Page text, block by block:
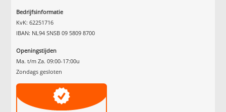
Bedrijfsinformatie
KvK: 62251716
IBAN: NL94 SNSB 09 5809 8700
Openingstijden
Ma. t/m Za. 09:00-17:00u
Zondags gesloten